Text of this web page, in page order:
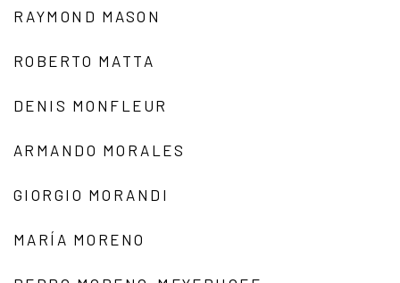
RAYMOND MASON
ROBERTO MATTA
DENIS MONFLEUR
ARMANDO MORALES
GIORGIO MORANDI
MARÍA MORENO